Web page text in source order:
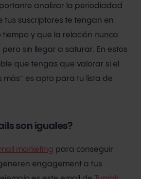
analizar la periodicidad
tus suscriptores te tengan en
tiempo y que la relación nunca
pero sin llegar a saturar. En estos
que tengas que valorar si el
más” es apto para tu lista de
son iguales?
marketing para conseguir
engagement a tus